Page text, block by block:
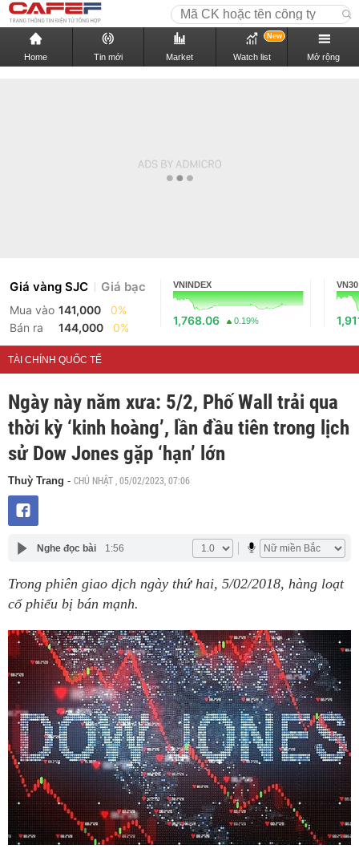
Home Tin mới Market Watch list
New
Mở rộng
Giá vàng SJC Giá bạc
Mua vào 141,000
0%
Bán ra
144,000 0%
VNINDEX
1,768.06 0.19%
VN30
TÀI CHÍNH QUỐC TẾ
Ngày này năm xưa: 5/2, Phố Wall trải qua
thời kỳ ‘kinh hoàng’, lần đầu tiên trong lịch
sử Dow Jones gặp ‘hạn’ lớn
Thuỳ Trang - CHỦ NHẬT , 05/02/2023, 07:06
Nghe đọc bài 1:56
Trong phiên giao dịch ngày thứ hai, 5/02/2018, hàng loạt
cổ phiếu bị bán mạnh.